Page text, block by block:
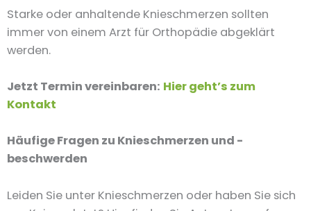
Starke oder anhaltende Knieschmerzen sollten
immer von einem Arzt für Orthopädie abgeklärt
werden.
Jetzt Termin vereinbaren: Hier geht’s zum
Kontakt
Häufige Fragen zu Knieschmerzen und -
beschwerden
Leiden Sie unter Knieschmerzen oder haben Sie sich